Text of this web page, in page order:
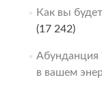
Как вы
(17 242)
Абунданция
в вашем